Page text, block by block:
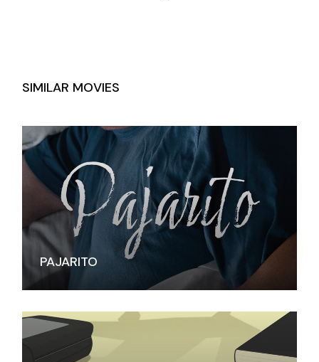
SIMILAR MOVIES
PAJARITO